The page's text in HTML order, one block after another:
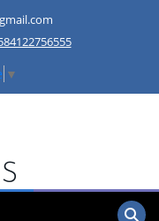
▼